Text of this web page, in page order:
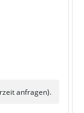
anfragen).